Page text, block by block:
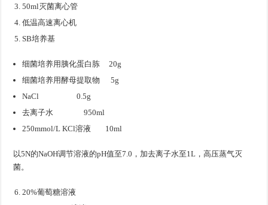
50ml灭菌离心管
低温高速离心机
SB培养基
细菌培养用胰化蛋白胨 20g
细菌培养用酵母提取物 5g
NaCl 0.5g
去离子水 950ml
250mmol/L KCl溶液 10ml
以5N的NaOH调节溶液的pH值至7.0，加去离子水至1L，高压蒸气灭
菌。
20%葡萄糖溶液